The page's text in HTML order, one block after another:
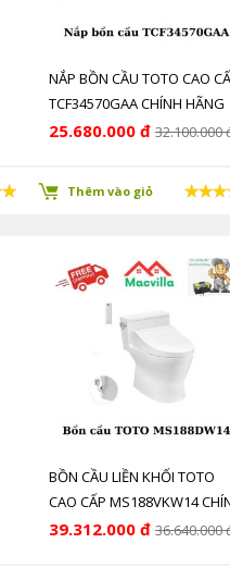
NẮP BỒN CẦU TOTO CAO
TCF34570GAA CHÍNH HÃNG
GIÁ RẺ
25.680.000 đ 32.100.000
Thêm vào giỏ
BỒN CẦU LIỀN KHỐI TOTO
CAO CẤP MS188VKW14
HÃNG GIÁ RẺ
39.312.000 đ 36.640.000